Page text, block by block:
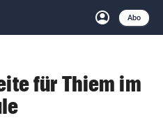
account_circle
Anmelden
Abo
close Schließen
für Thiem im